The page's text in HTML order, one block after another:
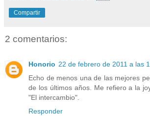
Compartir
2 comentarios:
Honorio 22 de febrero de 2011 a las
Echo de menos una de las mejores
de los últimos años. Me refiero a la
"El intercambio".
Responder